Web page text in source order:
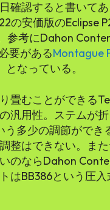
確認すると書いてあ
の安価版のEclipse
参考にDahon
要があるMontague
なっている。
畳むことができる
汎用性。ステムが
う多少の調節がで
整はできない。ま
のならDahon
はBB386という圧